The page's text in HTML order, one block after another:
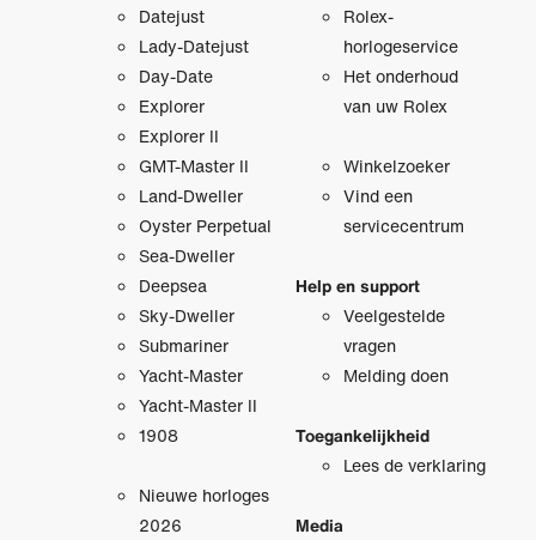
Datejust
Lady-Datejust
Day-Date
Explorer
Explorer II
GMT-Master II
Land-Dweller
Oyster Perpetual
Sea-Dweller
Deepsea
Sky-Dweller
Submariner
Yacht-Master
Yacht-Master II
1908
Nieuwe horloges
2026
Rolex-
horlogeservice
Het onderhoud
van uw Rolex
Winkelzoeker
Vind een
servicecentrum
Help en support
Veelgestelde
vragen
Melding doen
Toegankelijkheid
Lees de verklaring
Media